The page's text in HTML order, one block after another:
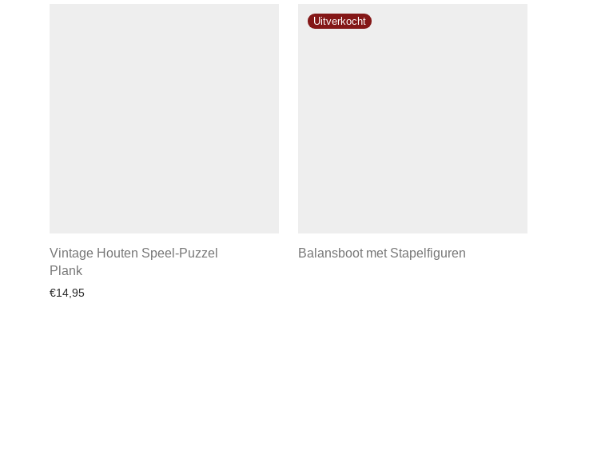
Vintage Houten Speel-Puzzel
Plank
€14,95
Balansboot met Stapelfiguren